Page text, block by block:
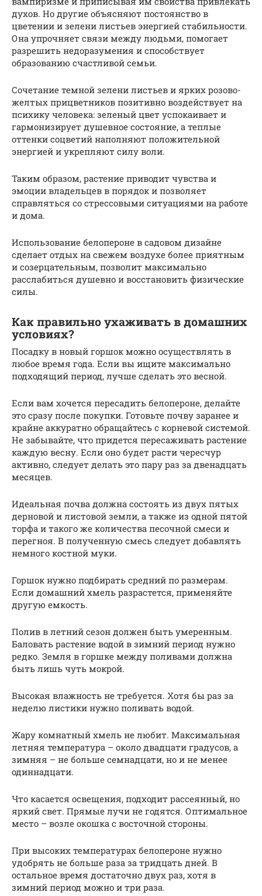
духов. Но другие объясняют постоянство в
цветении и зелени листьев энергией стабильности.
Она упрочняет связи между людьми, помогает
разрешить недоразумения и способствует
образованию счастливой семьи.
Сочетание темной зелени листьев и ярких розово-
желтых прицветников позитивно воздействует на
психику человека: зеленый цвет успокаивает и
гармонизирует душевное состояние, а теплые
оттенки соцветий наполняют положительной
энергией и укрепляют силу воли.
Таким образом, растение приводит чувства и
эмоции владельцев в порядок и позволяет
справляться со стрессовыми ситуациями на работе
и дома.
Использование белопероне в садовом дизайне
сделает отдых на свежем воздухе более приятным
и созерцательным, позволит максимально
расслабиться душевно и восстановить физические
силы.
Как правильно ухаживать в домашних
условиях?
Посадку в новый горшок можно осуществлять в
любое время года. Если вы ищите максимально
подходящий период, лучше сделать это весной.
Если вам хочется пересадить белопероне, делайте
это сразу после покупки. Готовьте почву заранее и
крайне аккуратно обращайтесь с корневой системой.
Не забывайте, что придется пересаживать растение
каждую весну. Если оно будет расти чересчур
активно, следует делать это пару раз за двенадцать
месяцев.
Идеальная почва должна состоять из двух пятых
дерновой и листовой земли, а также из одной пятой
торфа и такого же количества песочной смеси и
перегноя. В полученную смесь следует добавлять
немного костной муки.
Горшок нужно подбирать средний по размерам.
Если домашний хмель разрастется, применяйте
другую емкость.
Полив в летний сезон должен быть умеренным.
Баловать растение водой в зимний период нужно
редко. Земля в горшке между поливами должна
быть лишь чуть мокрой.
Высокая влажность не требуется. Хотя бы раз за
неделю листики нужно поливать водой.
Жару комнатный хмель не любит. Максимальная
летняя температура – около двадцати градусов, а
зимняя – не больше семнадцати, но и не менее
одиннадцати.
Что касается освещения, подходит рассеянный, но
яркий свет. Прямые лучи не годятся. Оптимальное
место – возле окошка с восточной стороны.
При высоких температурах белопероне нужно
удобрять не больше раза за тридцать дней. В
остальное время достаточно двух раз, хотя в
зимний период можно и три раза.